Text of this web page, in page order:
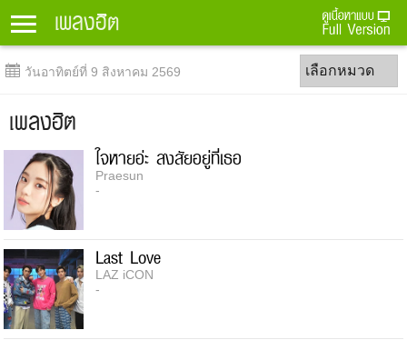
Menu
เพลงฮิต
วันอาทิตย์ที่ 9 สิงหาคม 2569 เลือกหมวด
เพลงฮิต
ใจหายอ่ะ สงสัยอยู่ที่เธอ
Praesun
-
Last Love
LAZ iCON
-